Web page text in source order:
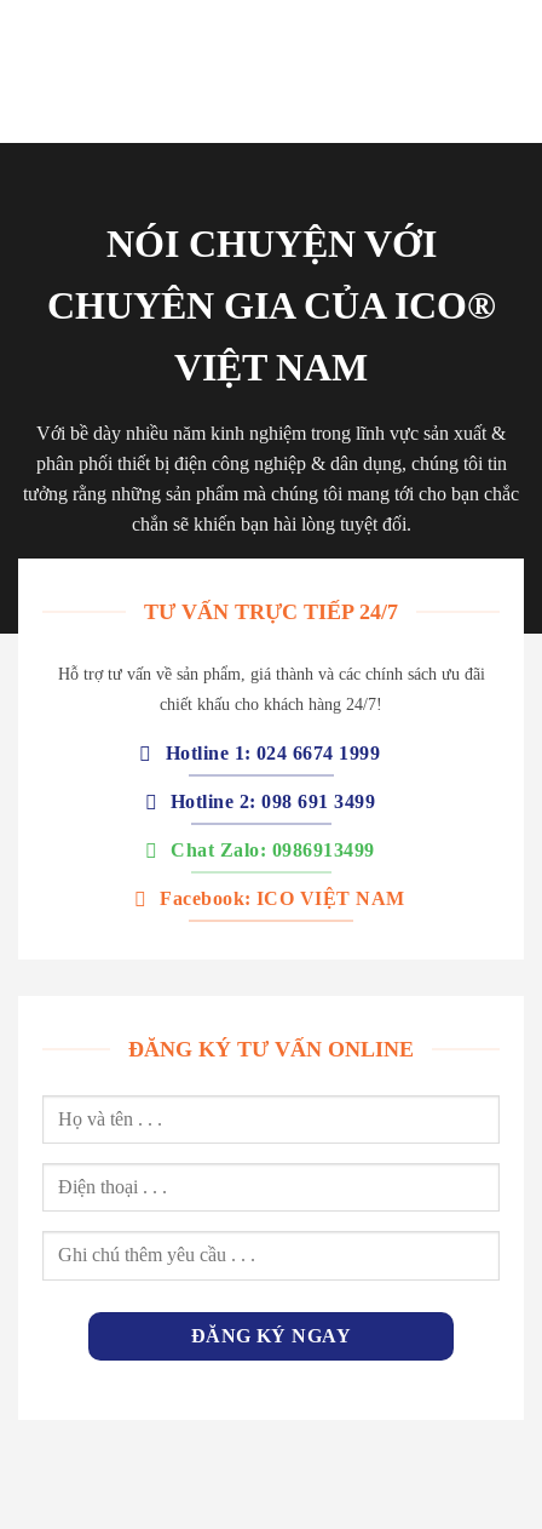
NÓI CHUYỆN VỚI
CHUYÊN GIA CỦA ICO®
VIỆT NAM
Với bề dày nhiều năm kinh nghiệm trong lĩnh vực sản xuất &
phân phối thiết bị điện công nghiệp & dân dụng, chúng tôi tin
tưởng rằng những sản phẩm mà chúng tôi mang tới cho bạn chắc
chắn sẽ khiến bạn hài lòng tuyệt đối.
TƯ VẤN TRỰC TIẾP 24/7
Hỗ trợ tư vấn về sản phẩm, giá thành và các chính sách ưu đãi
chiết khấu cho khách hàng 24/7!
Hotline 1: 024 6674 1999
Hotline 2: 098 691 3499
Chat Zalo: 0986913499
Facebook: ICO VIỆT NAM
ĐĂNG KÝ TƯ VẤN ONLINE